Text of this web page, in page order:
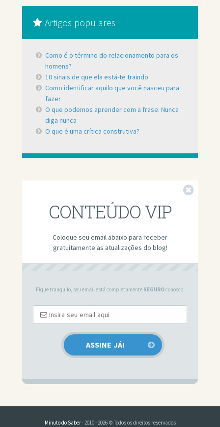
Artigos populares
Como é o término do relacionamento para os
homens?
10 sinais de que ela está-te traindo
Como identificar aquilo que você nasceu para
fazer
O que podemos aprender com a frase: Nunca
diga nunca
O que é uma crítica construtiva?
CONTEÚDO VIP
Coloque seu email abaixo para receber
gratuitamente as atualizações do blog!
Fique tranquilo, seu email está completamente SEGUROconosco.
Minuto do Saber· 2010 - 2026 © Todos os direitos reservados